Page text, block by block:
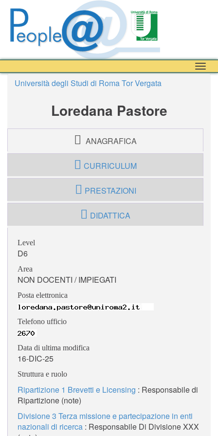
Università degli Studi di Roma Tor Vergata
Loredana Pastore
ANAGRAFICA
CURRICULUM
PRESTAZIONI
DIDATTICA
Level
D6
Area
NON DOCENTI / IMPIEGATI
Posta elettronica
Telefono ufficio
Data di ultima modifica
16-DIC-25
Struttura e ruolo
Ripartizione 1 Brevetti e Licensing : Responsabile di
Ripartizione (note)
Divisione 3 Terza missione e partecipazione in enti
nazionali di ricerca : Responsabile Di Divisione XXX